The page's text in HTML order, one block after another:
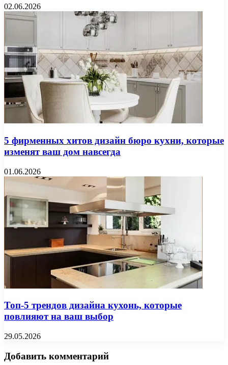
02.06.2026
5 фирменных хитов дизайн бюро кухни, которые
изменят ваш дом навсегда
01.06.2026
Топ-5 трендов дизайна кухонь, которые
повлияют на ваш выбор
29.05.2026
Добавить комментарий